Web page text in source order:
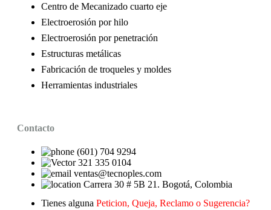
Centro de Mecanizado cuarto eje
Electroerosión por hilo
Electroerosión por penetración
Estructuras metálicas
Fabricación de troqueles y moldes
Herramientas industriales
Contacto
(601) 704 9294
321 335 0104
ventas@tecnoples.com
Carrera 30 # 5B 21. Bogotá, Colombia
Tienes alguna Peticion, Queja, Reclamo o Sugerencia?